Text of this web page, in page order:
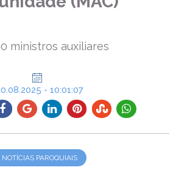
ministros auxiliares
- 10:01:07
NOTÍCIAS PAROQUIAIS